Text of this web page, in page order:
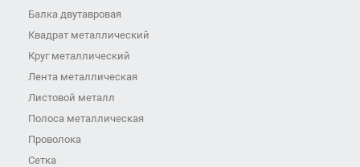
Балка двутавровая
Квадрат металлический
Круг металлический
Лента металлическая
Листовой металл
Полоса металлическая
Проволока
Сетка